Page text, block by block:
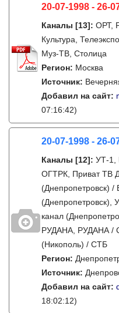
20-07-1998 - 26-
Каналы [13]: ОРТ,
Культура,
Муз-ТВ, Столица
Регион: Москва
Источник:
Добавил на сайт:
07:16:42)
20-07-1998 - 26-
Каналы [12]: УТ-1,
ОГТРК, Приват ТВ
(Днепропетровск) /
(Днепропетровск),
канал
РУДАНА, РУДАНА /
(Никополь) / СТБ
Регион:
Источник:
Добавил на сайт:
18:02:12)